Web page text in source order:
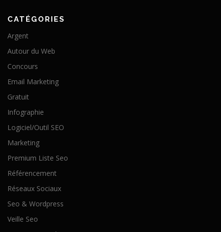
CATÉGORIES
Argent
Autour du Web
Concours
Email Marketing
Gratuit
Infographie
Logiciel/Outil SEO
Marketing
Premium Liste Seo
Référencement
Réseaux Sociaux
Seo & Wordpress
Veille Seo